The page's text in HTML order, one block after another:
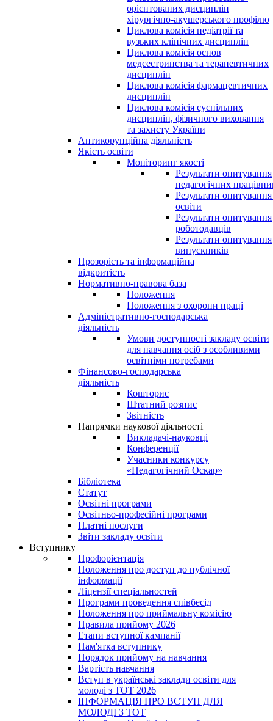
орієнтованих дисциплін
хірургічно-акушерського профілю
Циклова комісія педіатрії та
вузьких клінічних дисциплін
Циклова комісія основ
медсестринства та терапевтичних
дисциплін
Циклова комісія фармацевтичних
дисциплін
Циклова комісія суспільних
дисциплін, фізичного виховання
та захисту України
Антикорупційна діяльність
Якість освіти
Моніторинг якості
Результати опитування
педагогічних
Результати опитування
освіти
Результати опитування
роботодавців
Результати опитування
випускників
Прозорість та інформаційна
відкритість
Нормативно-правова база
Положення
Положення з охорони праці
Адміністративно-господарська
діяльність
Умови доступності закладу освіти
для навчання осіб з особливими
освітніми потребами
Фінансово-господарська
діяльність
Кошторис
Штатний розпис
Звітність
Напрямки наукової діяльності
Викладачі-науковці
Конференції
Учасники конкурсу
«Педагогічний Оскар»
Бібліотека
Статут
Освітні програми
Освітньо-професійні програми
Платні послуги
Звіти закладу освіти
Вступнику
Профорієнтація
Положення про доступ до публічної
інформації
Ліцензії спеціальностей
Програми проведення співбесід
Положення про приймальну комісію
Правила прийому 2026
Етапи вступної кампанії
Пам'ятка вступнику
Порядок прийому на навчання
Вартість навчання
Вступ в українські заклади освіти для
молоді з ТОТ 2026
ІНФОРМАЦІЯ ПРО ВСТУП ДЛЯ
МОЛОДІ З ТОТ